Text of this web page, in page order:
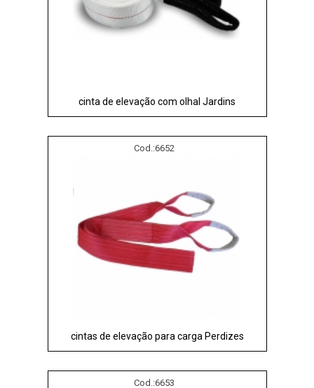
cinta de elevação com olhal Jardins
Cod.:6652
cintas de elevação para carga Perdizes
Cod.:6653